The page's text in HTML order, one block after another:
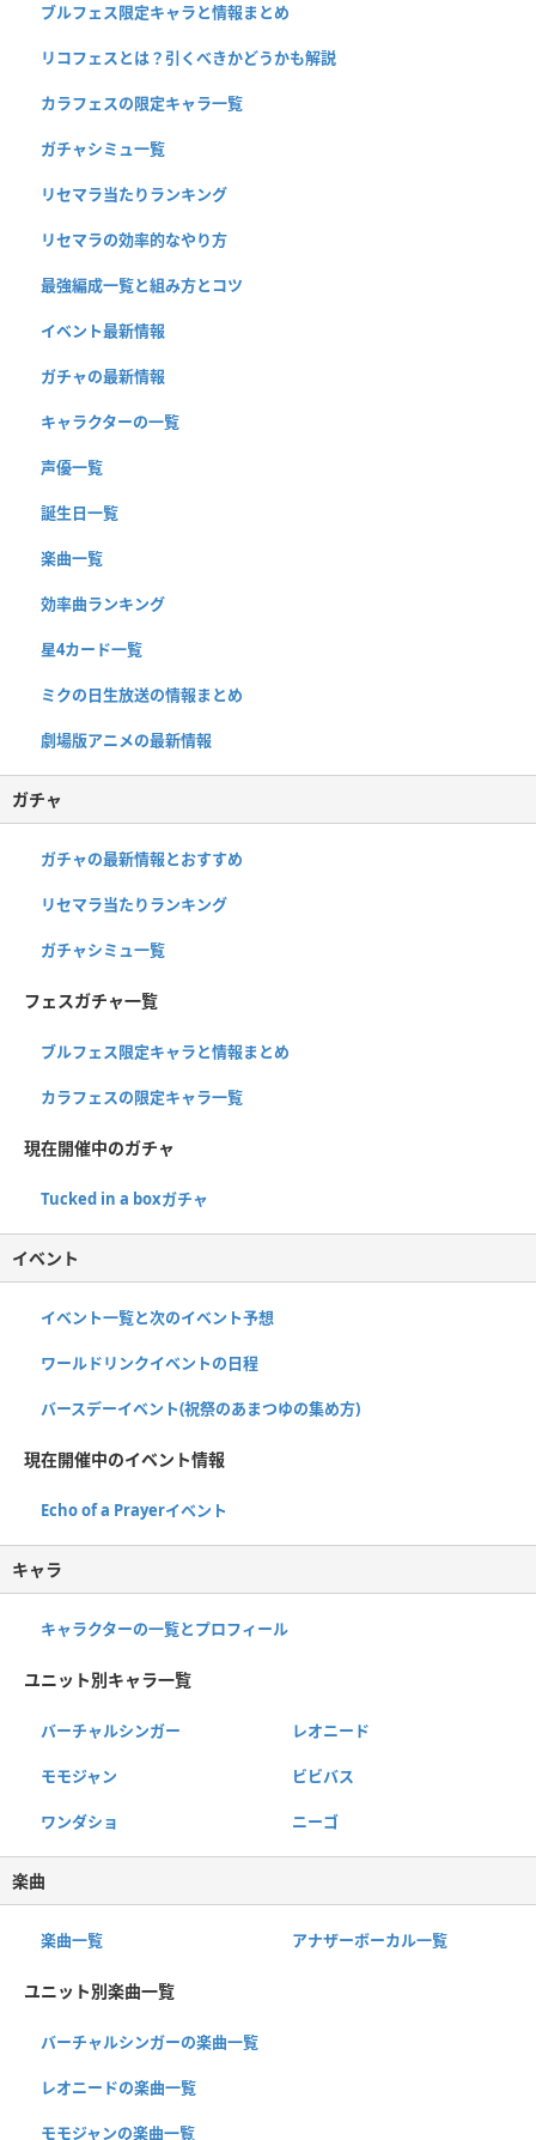
ブルフェス限定キャラと情報まとめ
リコフェスとは？引くべきかどうかも解説
カラフェスの限定キャラ一覧
ガチャシミュ一覧
リセマラ当たりランキング
リセマラの効率的なやり方
最強編成一覧と組み方とコツ
イベント最新情報
ガチャの最新情報
キャラクターの一覧
声優一覧
誕生日一覧
楽曲一覧
効率曲ランキング
星4カード一覧
ミクの日生放送の情報まとめ
劇場版アニメの最新情報
ガチャ
ガチャの最新情報とおすすめ
リセマラ当たりランキング
ガチャシミュ一覧
フェスガチャ一覧
ブルフェス限定キャラと情報まとめ
カラフェスの限定キャラ一覧
現在開催中のガチャ
Tucked in a boxガチャ
イベント
イベント一覧と次のイベント予想
ワールドリンクイベントの日程
バースデーイベント(祝祭のあまつゆの集め方)
現在開催中のイベント情報
Echo of a Prayerイベント
キャラ
キャラクターの一覧とプロフィール
ユニット別キャラ一覧
バーチャルシンガー レオニード
モモジャン ビビバス
ワンダショ ニーゴ
楽曲
楽曲一覧 アナザーボーカル一覧
ユニット別楽曲一覧
バーチャルシンガーの楽曲一覧
レオニードの楽曲一覧
モモジャンの楽曲一覧